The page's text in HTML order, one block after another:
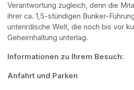
Verantwortung zugleich, denn die
ihrer ca. 1,5-stündigen Bunker-
unterirdische Welt, die noch bis vor
Geheimhaltung unterlag.
Informationen zu Ihrem Besuch:
Anfahrt und Parken